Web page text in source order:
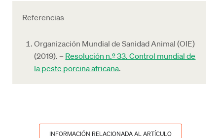
Referencias
Organización Mundial de Sanidad Animal (OIE)
(2019). –Resolución n.º 33. Control mundial de
la peste porcina africana.
INFORMACIÓN RELACIONADA AL ARTÍCULO